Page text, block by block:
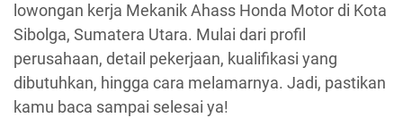
lowongan kerja Mekanik Ahass Honda Motor di Kota
Sibolga, Sumatera Utara. Mulai dari profil
perusahaan, detail pekerjaan, kualifikasi yang
dibutuhkan, hingga cara melamarnya. Jadi, pastikan
kamu baca sampai selesai ya!